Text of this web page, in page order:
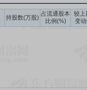
持股数(万股)
占流通股本
比例(%)
较上
变